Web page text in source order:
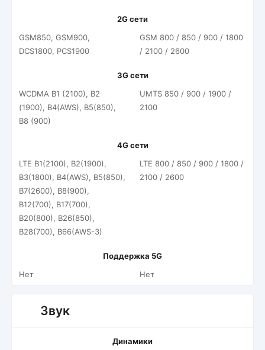
2G сети
GSM850, GSM900,
DCS1800, PCS1900
GSM 800 / 850 / 900 / 1800
/ 2100 / 2600
3G сети
WCDMA B1 (2100), B2
(1900), B4(AWS), B5(850),
B8 (900)
UMTS 850 / 900 / 1900 /
2100
4G сети
LTE B1(2100), B2(1900),
B3(1800), B4(AWS), B5(850),
B7(2600), B8(900),
B12(700), B17(700),
B20(800), B26(850),
B28(700), B66(AWS-3)
LTE 800 / 850 / 900 / 1800 /
2100 / 2600
Поддержка 5G
Нет
Нет
Звук
Динамики